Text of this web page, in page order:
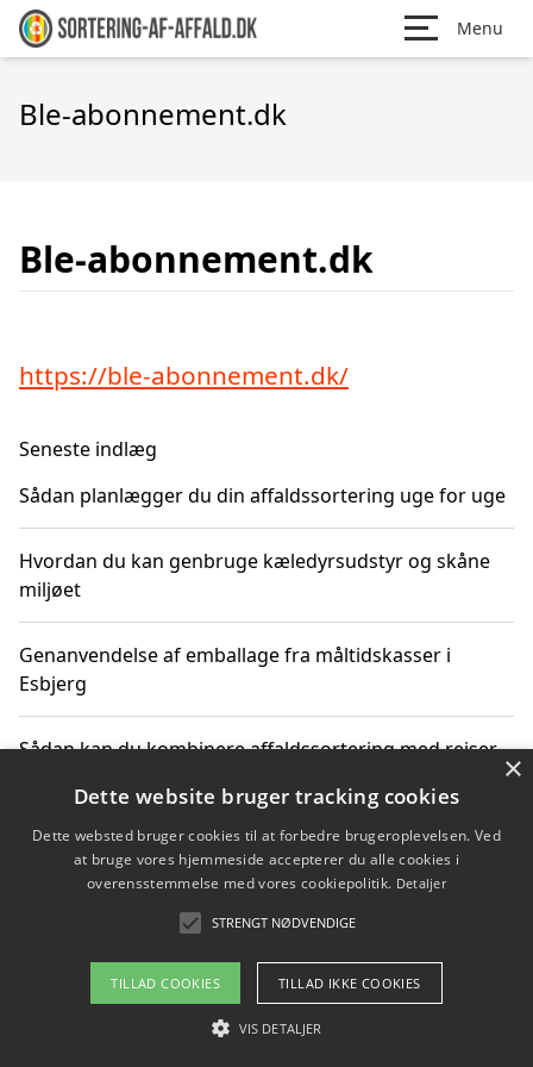
Menu
Ble-abonnement.dk
Ble-abonnement.dk
https://ble-abonnement.dk/
Seneste indlæg
Sådan planlægger du din affaldssortering uge for uge
Hvordan du kan genbruge kæledyrsudstyr og skåne
miljøet
Genanvendelse af emballage fra måltidskasser i
Esbjerg
Sådan kan du kombinere affaldssortering med rejser
Hvordan affaldssortering kan bidrage til co2 reduktion
Om / kontakt
Blog Betingelser
×
Dette website bruger tracking cookies
Dette websted bruger cookies til at forbedre brugeroplevelsen. Ved
at bruge vores hjemmeside accepterer du alle cookies i
overensstemmelse med vores cookiepolitik. Detaljer
STRENGT NØDVENDIGE
TILLAD COOKIES TILLAD IKKE COOKIES
VIS DETALJER